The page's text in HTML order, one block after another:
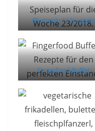
Blumenkohl Nuggets
Fingerfood Buffet